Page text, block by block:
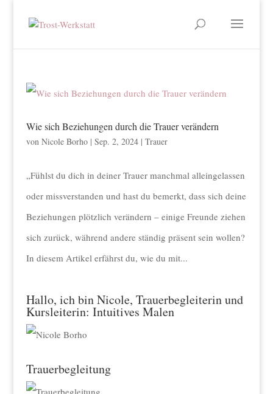
Wie sich Beziehungen durch die Trauer verändern
von Nicole Borho| Sep. 2, 2024| Trauer
„Fühlst du dich in deiner Trauer manchmal alleingelassen
oder missverstanden und hast du bemerkt, dass sich deine
Beziehungen plötzlich verändern – einige Freunde ziehen
sich zurück, während andere ständig präsent sein wollen?
In diesem Artikel erfährst du, wie du mit...
Hallo, ich bin Nicole, Trauerbegleiterin und
Kursleiterin: Intuitives Malen
Trauerbegleitung